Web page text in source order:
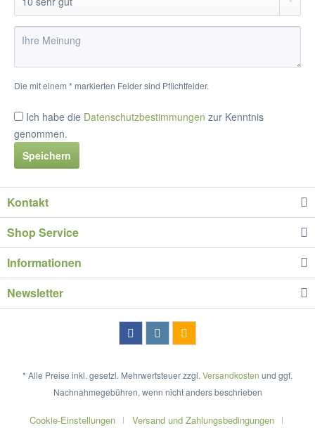
Die mit einem * markierten Felder sind Pflichtfelder.
Ich habe die Datenschutzbestimmungen zur Kenntnis
genommen.
Speichern
Kontakt
Shop Service
Informationen
Newsletter
* Alle Preise inkl. gesetzl. Mehrwertsteuer zzgl. Versandkosten und ggf.
Nachnahmegebühren, wenn nicht anders beschrieben
Cookie-Einstellungen Versand und Zahlungsbedingungen